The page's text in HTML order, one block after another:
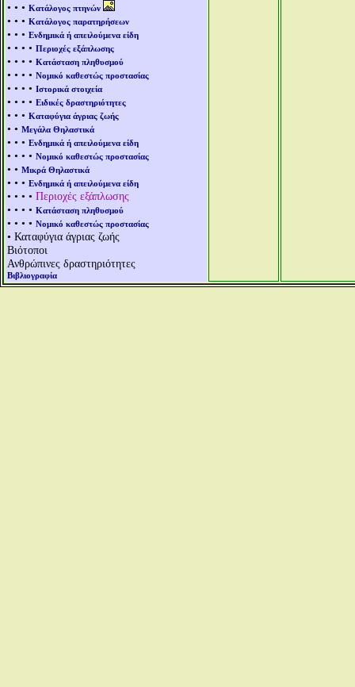
• • • Κατάλογος πτηνών
• • • Κατάλογος παρατηρήσεων
• • • Ενδημικά ή απειλούμενα είδη
• • • • Περιοχές εξάπλωσης
• • • • Κατάσταση πληθυσμού
• • • • Νομικό καθεστώς προστασίας
• • • • Ιστορικά στοιχεία
• • • • Ειδικές δραστηριότητες
• • • Καταφύγια άγριας ζωής
• • Μεγάλα Θηλαστικά
• • • Ενδημικά ή απειλούμενα είδη
• • • • Νομικό καθεστώς προστασίας
• • Μικρά Θηλαστικά
• • • Ενδημικά ή απειλούμενα είδη
• • • • Περιοχές εξάπλωσης
• • • • Κατάσταση πληθυσμού
• • • • Νομικό καθεστώς προστασίας
• Καταφύγια άγριας ζωής
Βιότοποι
Ανθρώπινες δραστηριότητες
Βιβλιογραφία